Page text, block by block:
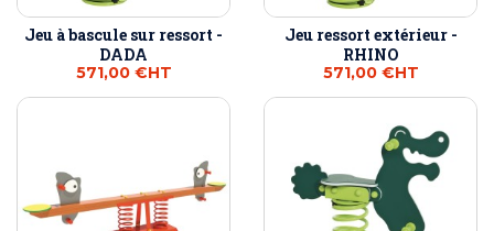
Jeu à bascule sur ressort -
DADA
571,00 €HT
Jeu ressort extérieur -
RHINO
571,00 €HT